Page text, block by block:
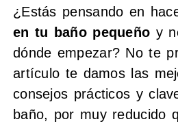
¿Estás pensando en
en tu baño pequeño y
dónde empezar? No te
artículo te damos las
consejos prácticos y
baño, por muy reducido